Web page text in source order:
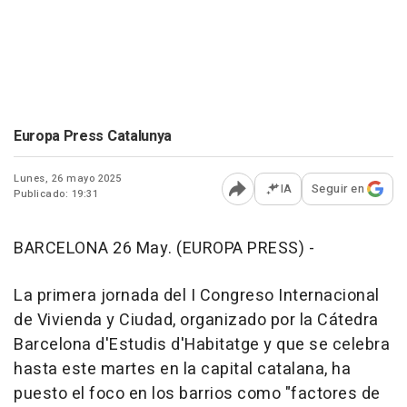
Europa Press Catalunya
Lunes, 26 mayo 2025
Publicado: 19:31
Abrir opciones para
IA Seguir en
BARCELONA 26 May. (EUROPA PRESS) -
La primera jornada del I Congreso Internacional
de Vivienda y Ciudad, organizado por la Cátedra
Barcelona d'Estudis d'Habitatge y que se celebra
hasta este martes en la capital catalana, ha
puesto el foco en los barrios como "factores de